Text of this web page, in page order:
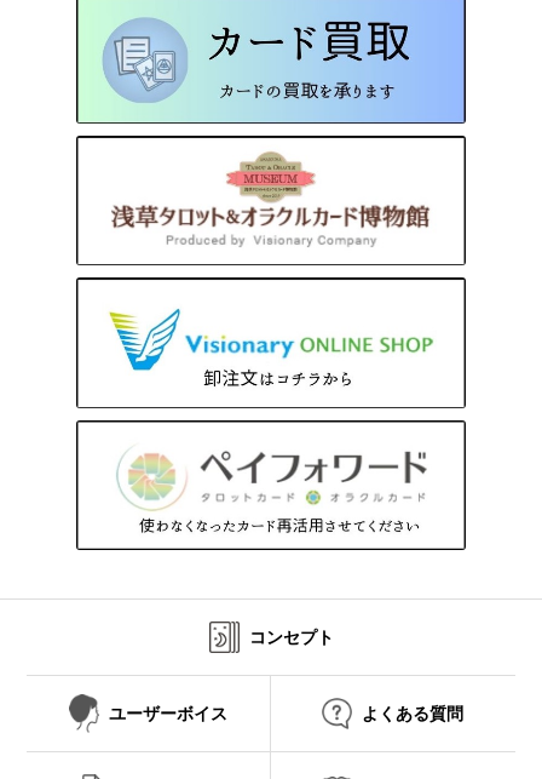
コンセプト
ユーザーボイス よくある質問